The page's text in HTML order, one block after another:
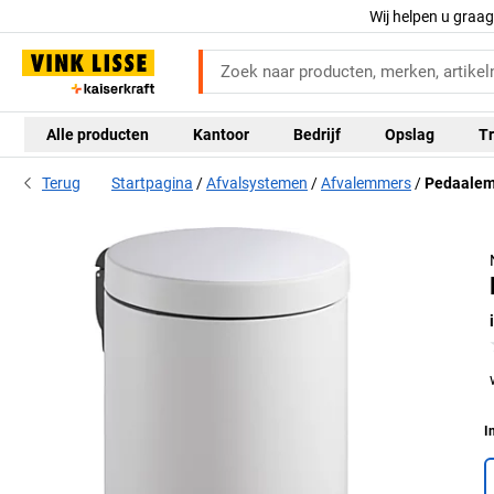
Wij helpen u
Alle producten Kantoor Bedrijf Opslag
Terug Startpagina Afvalsystemen Afvalemmers